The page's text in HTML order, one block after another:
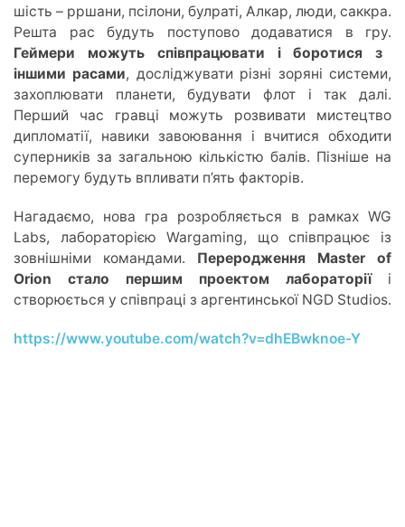
шість – рршани, псілони, булраті, Алкар, люди, саккра.
Решта рас будуть поступово додаватися в гру.
Геймери можуть співпрацювати і боротися з
іншими расами, досліджувати різні зоряні системи,
захоплювати планети, будувати флот і так далі.
Перший час гравці можуть розвивати мистецтво
дипломатії, навики завоювання і вчитися обходити
суперників за загальною кількістю балів. Пізніше на
перемогу будуть впливати п’ять факторів.
Нагадаємо, нова гра розробляється в рамках WG
Labs, лабораторією Wargaming, що співпрацює із
зовнішніми командами. Переродження Master of
Orion стало першим проектом лабораторіїі
створюється у співпраці з аргентинської NGD Studios.
https://www.youtube.com/watch?v=dhEBwknoe-Y